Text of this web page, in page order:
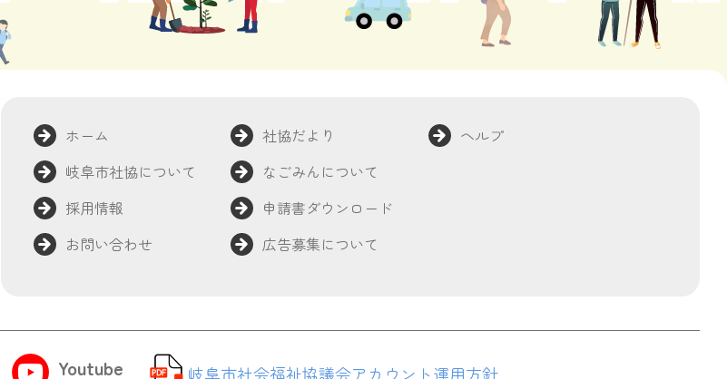
ホーム
岐阜市社協について
採用情報
お問い合わせ
社協だより
なごみんについて
申請書ダウンロード
広告募集について
ヘルプ
Youtube 岐阜市社会福祉協議会アカウント運用方針